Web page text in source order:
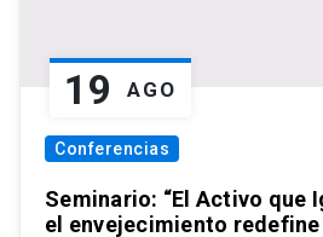
19 AGO
Conferencias
Seminario: “El Activo que
el envejecimiento